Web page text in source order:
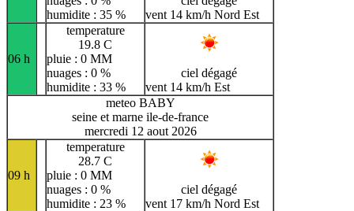
humidite : 35 %
vent 14 km/h Nord Est
06 h
temperature
19.8 C
pluie : 0 MM
nuages : 0 %
humidite : 33 %
ciel dégagé
vent 14 km/h Est
meteo BABY
seine et marne ile-de-france
mercredi 12 aout 2026
09 h
temperature
28.7 C
pluie : 0 MM
nuages : 0 %
humidite : 23 %
ciel dégagé
vent 17 km/h Nord Est